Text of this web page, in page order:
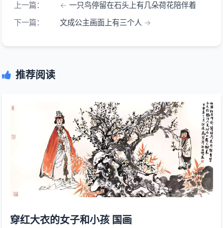
上一篇：
一只鸟停留在石头上有几朵荷花陪伴着
下一篇：
文成公主画面上有三个人
推荐阅读
本文有缩略图
穿红大衣的女子和小孩 国画